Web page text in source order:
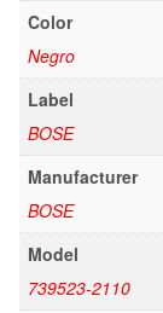
Color
Negro
Label
BOSE
Manufacturer
BOSE
Model
739523-2110